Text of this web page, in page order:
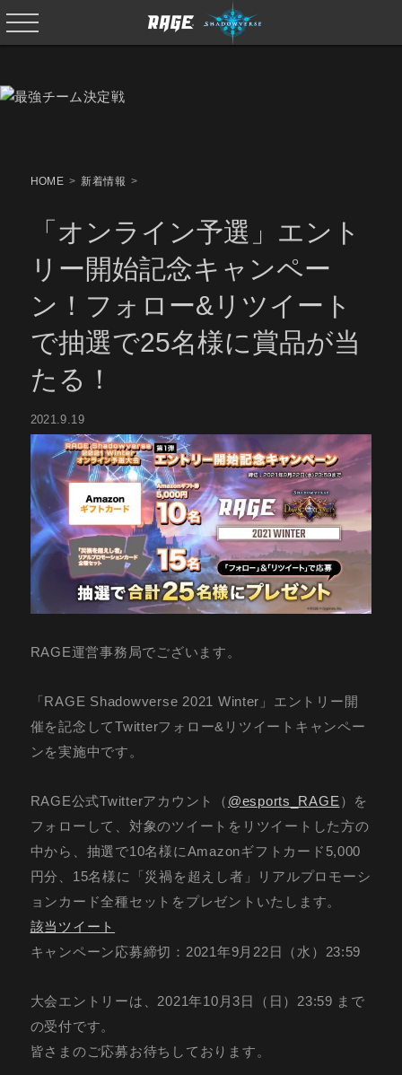
HOME 新着情報
「オンライン予選」エント
リー開始記念キャンペー
ン！フォロー&リツイート
で抽選で25名様に賞品が当
たる！
2021.9.19
RAGE運営事務局でございます。
「RAGE Shadowverse 2021 Winter」エントリー開
催を記念してTwitterフォロー&リツイートキャンペー
ンを実施中です。
RAGE公式Twitterアカウント（ @esports_RAGE ）を
フォローして、対象のツイートをリツイートした方の
中から、抽選で10名様にAmazonギフトカード5,000
円分、15名様に「災禍を超えし者」リアルプロモーシ
ョンカード全種セットをプレゼントいたします。
該当ツイート
キャンペーン応募締切：2021年9月22日（水）23:59
大会エントリーは、2021年10月3日（日）23:59 まで
の受付です。
皆さまのご応募お待ちしております。